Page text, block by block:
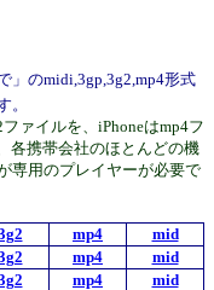
」のmidi,3gp,3g2,mp4形式
。
ァイルを、iPhoneはmp4フ
各携帯会社のほとんどの機
専用のプレイヤーが必要で
mp4
mid
mp4
mid
mp4
mid